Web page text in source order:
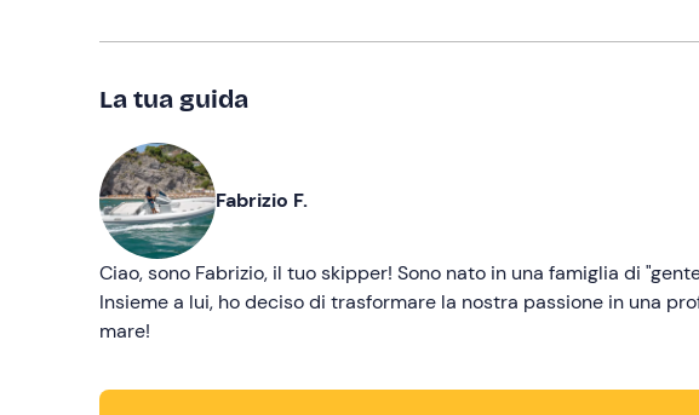
La tua guida
Fabrizio F.
Ciao, sono Fabrizio, il tuo skipper! Sono nato in una famiglia di
Insieme a lui, ho deciso di trasformare la nostra passione in una
mare!